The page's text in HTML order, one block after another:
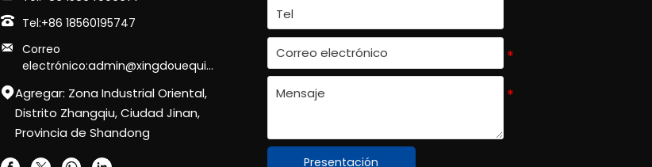
 Tel:+86 18560195747

Correo
electrónico:admin@xingdouequipment.com
Agregar: Zona Industrial Oriental,
Distrito Zhangqiu, Ciudad Jinan,
Provincia de Shandong
Presentación